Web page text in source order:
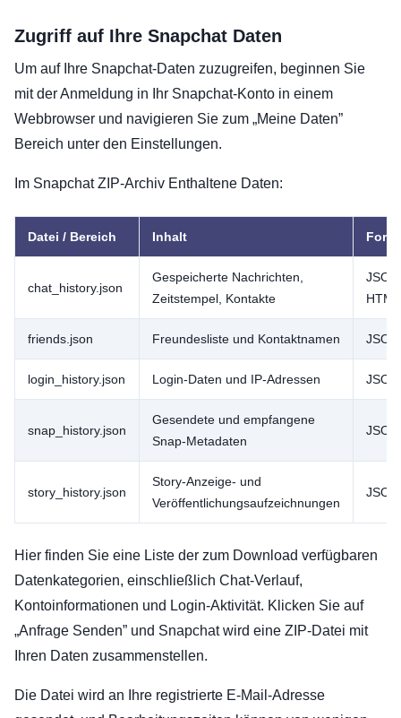
Zugriff auf Ihre Snapchat Daten
Um auf Ihre Snapchat-Daten zuzugreifen, beginnen Sie
mit der Anmeldung in Ihr Snapchat-Konto in einem
Webbrowser und navigieren Sie zum „Meine Daten”
Bereich unter den Einstellungen.
Im Snapchat ZIP-Archiv Enthaltene Daten:
Datei / Bereich Inhalt
chat_history.json
Gespeicherte Nachrichten,
Zeitstempel, Kontakte
HTML
friends.json Freundesliste und Kontaktnamen JSON
login_history.json Login-Daten und IP-Adressen JSON
snap_history.json
Gesendete und empfangene
Snap-Metadaten
JSON
story_history.json
Story-Anzeige- und
Veröffentlichungsaufzeichnungen
JSON
Hier finden Sie eine Liste der zum Download verfügbaren
Datenkategorien, einschließlich Chat-Verlauf,
Kontoinformationen und Login-Aktivität. Klicken Sie auf
„Anfrage Senden” und Snapchat wird eine ZIP-Datei mit
Ihren Daten zusammenstellen.
Die Datei wird an Ihre registrierte E-Mail-Adresse